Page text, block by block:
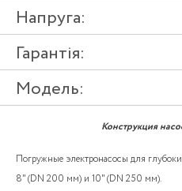
Напруга:
Гарантія:
Модель:
Конструкция
Погружные электронасосы для
8" (DN 200 мм) и 10" (DN 250 мм).